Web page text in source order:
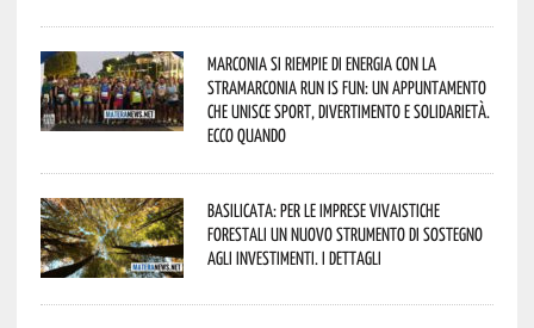
Marconia si riempie di energia con la
StraMarconia Run is Fun: un appuntamento
che unisce sport, divertimento e solidarietà.
Ecco quando
Basilicata: per le imprese vivaistiche
forestali un nuovo strumento di sostegno
agli investimenti. I dettagli